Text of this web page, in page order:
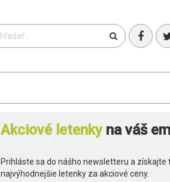
Akciové letenkyna váš
Prihláste sa do nášho newsletteru a získajte
najvýhodnejšie letenky za akciové ceny.